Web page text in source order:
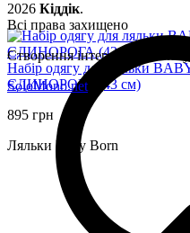
Набір одягу для ляльки
ЄДИНОРОГА (43 см)
895 грн
Ляльки Baby Born
2026 Кіддік.
Всі права захищено
Створення інтернет-магазину
SoloMono.net